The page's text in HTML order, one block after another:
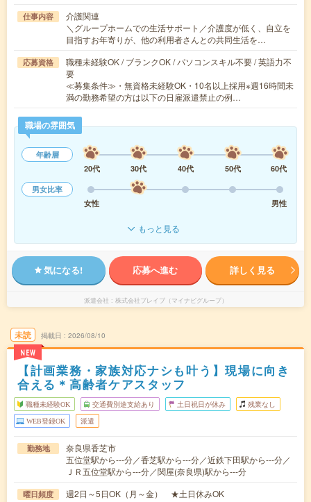
仕事内容
介護関連
＼グループホームでの生活サポート／介護度が低く、自立を
目指すお年寄りが、他の利用者さんとの共同生活を…
応募資格
職種未経験OK / ブランクOK / パソコンスキル不要 / 英語力不
要
≪募集条件≫・無資格未経験OK・10名以上採用※週16時間未
満の勤務希望の方は以下の日雇派遣禁止の例…
職場の雰囲気
年齢層
20代
30代 40代 50代
60代
男女比率
女性
男性
もっと見る
気になる! 応募へ進む 詳しく見る
派遣会社 株式会社ブレイブ（マイナビグループ）
未読
NEW
掲載日 2026/08/10
【計画業務・家族対応ナシも叶う】現場に向き
合える＊高齢者ケアスタッフ
職種未経験OK 交通費別途支給あり 土日祝日が休み 残業なし
WEB登録OK 派遣
勤務地
奈良県香芝市
五位堂駅から---分／香芝駅から---分／近鉄下田駅から---分／
ＪＲ五位堂駅から---分／関屋(奈良県)駅から---分
曜日頻度 週2日～5日OK（月～金） ★土日休みOK